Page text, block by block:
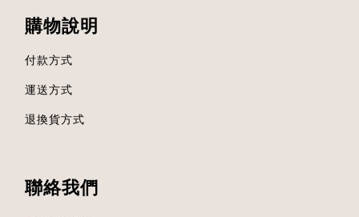
購物說明
付款方式
運送方式
退換貨方式
聯絡我們